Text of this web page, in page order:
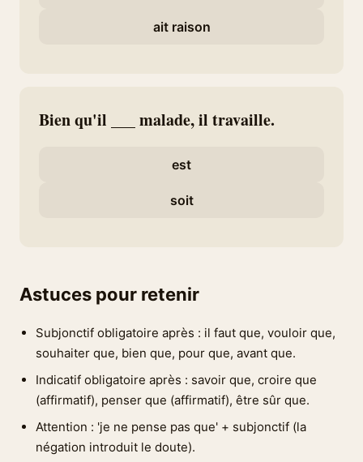
ait raison
Bien qu'il ___ malade, il travaille.
est
soit
Astuces pour retenir
Subjonctif obligatoire après : il faut que, vouloir que,
souhaiter que, bien que, pour que, avant que.
Indicatif obligatoire après : savoir que, croire que
(affirmatif), penser que (affirmatif), être sûr que.
Attention : 'je ne pense pas que' + subjonctif (la
négation introduit le doute).